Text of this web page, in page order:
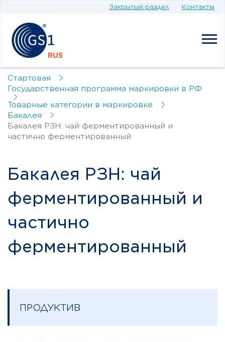
Закрытый раздел Контакты
Стартовая
Государственная программа маркировки в РФ
Товарные категории в маркировке
Бакалея
Бакалея РЗН: чай ферментированный и
частично ферментированный
Бакалея РЗН: чай
ферментированный и
частично
ферментированный
ПРОДУКТИВ